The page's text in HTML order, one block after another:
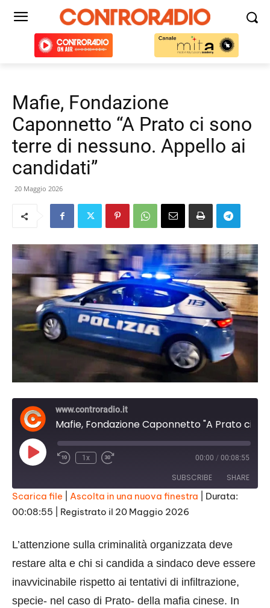
Mafie, Fondazione
Caponnetto “A Prato ci sono
terre di nessuno. Appello ai
candidati”
20 Maggio 2026
www.controradio.it
Play
Episode
1x 00:00 / 00:08:55
SUBSCRIBE SHARE
SHARE
LINK
EMBED
Scarica file Ascolta in una nuova finestra
Durata:
00:08:55
Registrato il 20 Maggio 2026
L’attenzione sulla criminalità organizzata deve
restare alta e chi si candida a sindaco deve essere
inavvicinabile rispetto ai tentativi di infiltrazione,
specie- nel caso di Prato- della mafia cinese. In